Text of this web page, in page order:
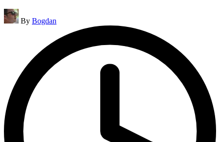
Posted
by
By Bogdan